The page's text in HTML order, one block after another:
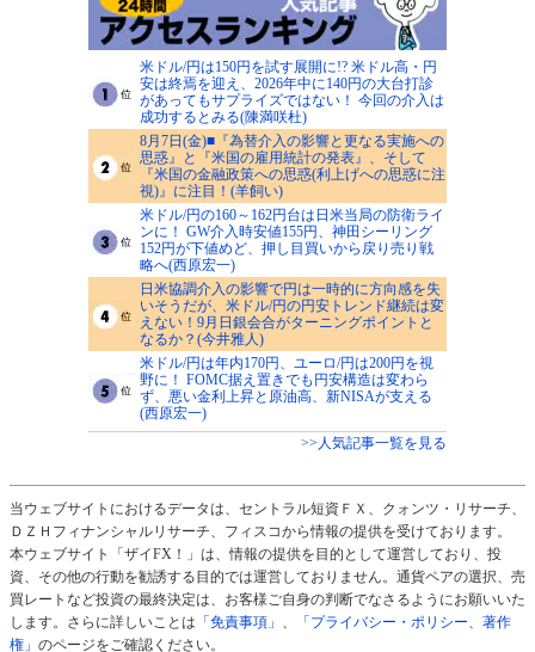
米ドル/円は150円を試す展開に!? 米ドル高・円
安は終焉を迎え、2026年中に140円の大台打診
があってもサプライズではない！ 今回の介入は
成功するとみる(陳満咲杜)
8月7日(金)■『為替介入の影響と更なる実施への
思惑』と『米国の雇用統計の発表』、そして
『米国の金融政策への思惑(利上げへの思惑に注
視)』に注目！(羊飼い)
米ドル/円の160～162円台は日米当局の防衛ライ
ンに！ GW介入時安値155円、神田シーリング
152円が下値めど、押し目買いから戻り売り戦
略へ(西原宏一)
日米協調介入の影響で円は一時的に方向感を失
いそうだが、米ドル/円の円安トレンド継続は変
えない！9月日銀会合がターニングポイントと
なるか？(今井雅人)
米ドル/円は年内170円、ユーロ/円は200円を視
野に！ FOMC据え置きでも円安構造は変わら
ず、悪い金利上昇と原油高、新NISAが支える
(西原宏一)
>>人気記事一覧を見る
当ウェブサイトにおけるデータは、セントラル短資ＦＸ、クォンツ・リサーチ、
ＤＺＨフィナンシャルリサーチ、フィスコから情報の提供を受けております。
本ウェブサイト「ザイFX！」は、情報の提供を目的として運営しており、投
資、その他の行動を勧誘する目的では運営しておりません。通貨ペアの選択、売
買レートなど投資の最終決定は、お客様ご自身の判断でなさるようにお願いいた
します。さらに詳しいことは 「免責事項」
「プライバシー・ポリシー、著作
権」 のページをご確認ください。